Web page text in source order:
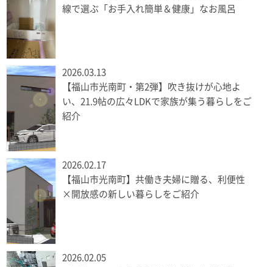
線で選ぶ「お手入れ簡単＆健康」なお風呂
2026.03.13
【福山市光南町・第2弾】吹き抜けが心地よ
い、21.9帖の広々LDKで家族が集う暮らしをご
紹介
2026.02.17
【福山市光南町】共働き夫婦に贈る、利便性
×開放感の新しい暮らしをご紹介
2026.02.05